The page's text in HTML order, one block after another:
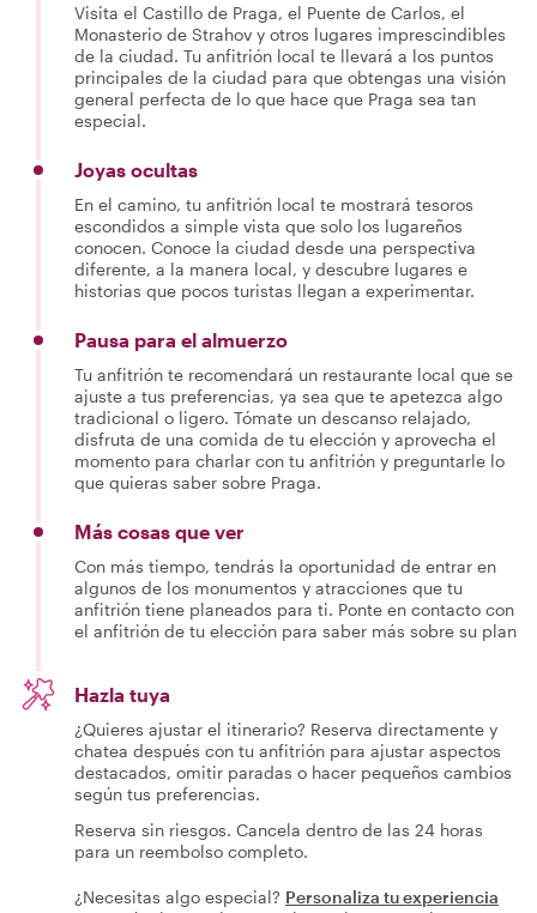
Visita el Castillo de Praga, el Puente de Carlos, el
Monasterio de Strahov y otros lugares imprescindibles
de la ciudad. Tu anfitrión local te llevará a los puntos
principales de la ciudad para que obtengas una visión
general perfecta de lo que hace que Praga sea tan
especial.
Joyas ocultas
En el camino, tu anfitrión local te mostrará tesoros
escondidos a simple vista que solo los lugareños
conocen. Conoce la ciudad desde una perspectiva
diferente, a la manera local, y descubre lugares e
historias que pocos turistas llegan a experimentar.
Pausa para el almuerzo
Tu anfitrión te recomendará un restaurante local que se
ajuste a tus preferencias, ya sea que te apetezca algo
tradicional o ligero. Tómate un descanso relajado,
disfruta de una comida de tu elección y aprovecha el
momento para charlar con tu anfitrión y preguntarle lo
que quieras saber sobre Praga.
Más cosas que ver
Con más tiempo, tendrás la oportunidad de entrar en
algunos de los monumentos y atracciones que tu
anfitrión tiene planeados para ti. Ponte en contacto con
el anfitrión de tu elección para saber más sobre su plan
Hazla tuya
¿Quieres ajustar el itinerario? Reserva directamente y
chatea después con tu anfitrión para ajustar aspectos
destacados, omitir paradas o hacer pequeños cambios
según tus preferencias.
Reserva sin riesgos. Cancela dentro de las 24 horas
para un reembolso completo.
¿Necesitas algo especial? Personaliza tu experiencia